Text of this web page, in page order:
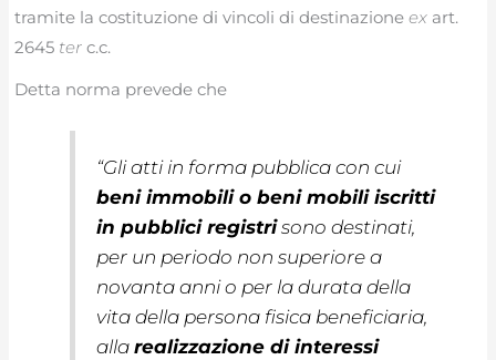
tramite la costituzione di vincoli di destinazioneex art.
2645 ter c.c.
Detta norma prevede che
“Gli atti in forma pubblica con cui
beni immobili o beni mobili iscritti
in pubblici registrisono destinati,
per un periodo non superiore a
novanta anni o per la durata della
vita della persona fisica beneficiaria,
allarealizzazione di interessi